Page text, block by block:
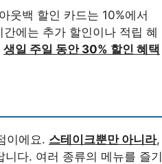
웃백 할인 카드는 10%에서
에는 추가 할인이나 적립 혜
생일 주일 동안 30% 할인 혜택
이에요. 스테이크뿐만 아니라,
다. 여러 종류의 메뉴를 즐기